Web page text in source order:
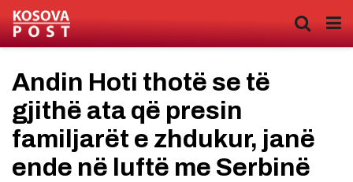
Andin Hoti thotë se të
gjithë ata që presin
familjarët e zhdukur, janë
ende në luftë me Serbinë